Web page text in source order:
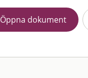
Öppna dokument